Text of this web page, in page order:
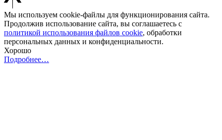
Мы используем cookie-файлы для функционирования сайта.
Продолжив использование сайта, вы соглашаетесь с
политикой использования файлов cookie, обработки
персональных данных и конфиденциальности.
Хорошо
Подробнее…